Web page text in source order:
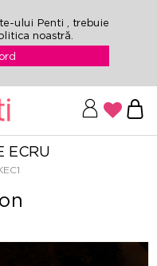
ului Penti , trebuie
noastră.
ECRU